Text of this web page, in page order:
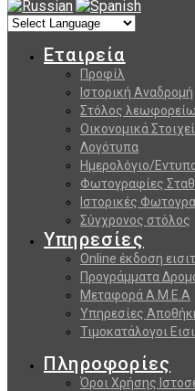
Εταιρεία
Προφίλ
Ιστορική Αναδρομή
Στόλος
Οικονομικά
Λογότυπα
Ημερολόγιο/
Φωτογραφίες
Ιστορικές
Σύγχρονος στόλος
Υπηρεσίες
Online έκδοση
Προγράμματα
Μεταφορά Α.Μ.Ε.Α
Υπηρεσίες
Τιμοκατάλογοι
Πληροφορίες
Όροι Χρήσης